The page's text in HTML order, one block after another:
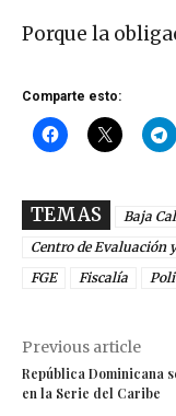
Porque la
Comparte esto:
TEMAS Baja
Centro de Evaluación
FGE
Fiscalía
Previous article
República Dominicana
en la Serie del Caribe